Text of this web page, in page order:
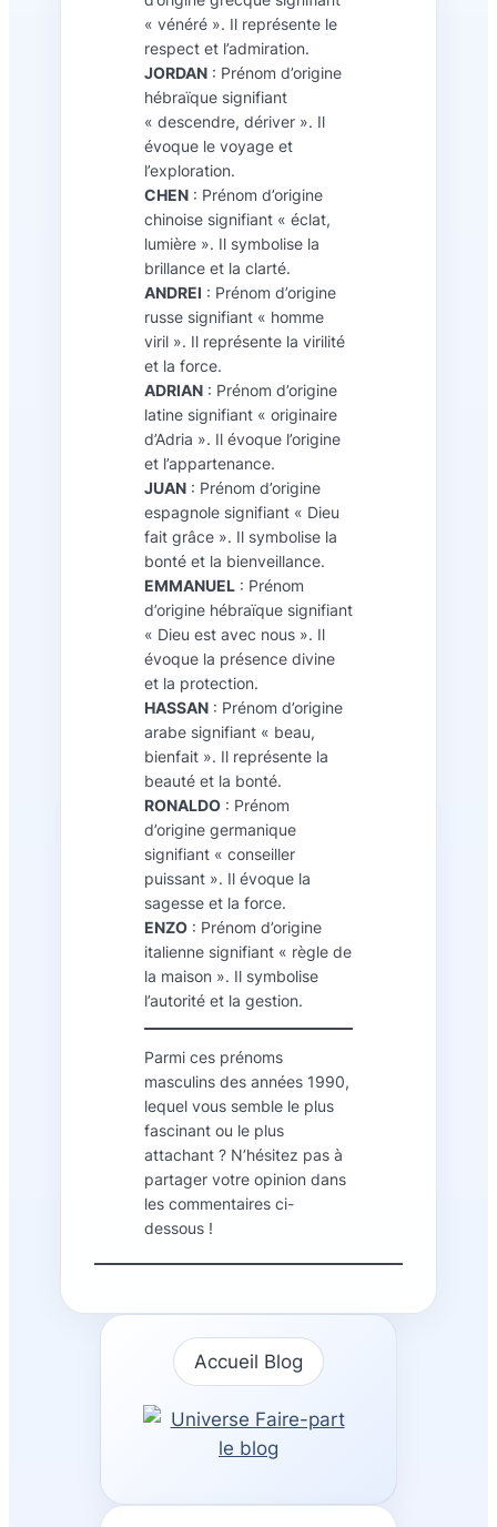
« vénéré ». Il représente le
respect et l’admiration.
JORDAN: Prénom d’origine
hébraïque signifiant
« descendre, dériver ». Il
évoque le voyage et
l’exploration.
CHEN: Prénom d’origine
chinoise signifiant « éclat,
lumière ». Il symbolise la
brillance et la clarté.
ANDREI : Prénom d’origine
russe signifiant « homme
viril ». Il représente la virilité
et la force.
ADRIAN: Prénom d’origine
latine signifiant « originaire
d’Adria ». Il évoque l’origine
et l’appartenance.
JUAN: Prénom d’origine
espagnole signifiant « Dieu
fait grâce ». Il symbolise la
bonté et la bienveillance.
EMMANUEL: Prénom
d’origine hébraïque signifiant
« Dieu est avec nous ». Il
évoque la présence divine
et la protection.
HASSAN: Prénom d’origine
arabe signifiant « beau,
bienfait ». Il représente la
beauté et la bonté.
RONALDO: Prénom
d’origine germanique
signifiant « conseiller
puissant ». Il évoque la
sagesse et la force.
ENZO: Prénom d’origine
italienne signifiant « règle de
la maison ». Il symbolise
l’autorité et la gestion.
Parmi ces prénoms
masculins des années 1990,
lequel vous semble le plus
fascinant ou le plus
attachant ? N’hésitez pas à
partager votre opinion dans
les commentaires ci-
dessous !
Accueil Blog